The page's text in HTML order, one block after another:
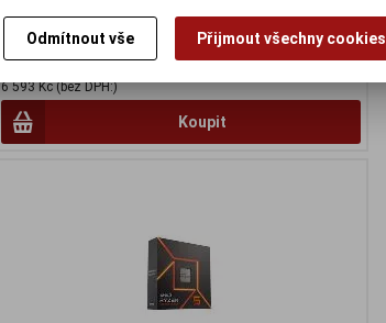
6 593 Kč (bez DPH:)
Koupit
Odmítnout vše Přijmout všechny cookies